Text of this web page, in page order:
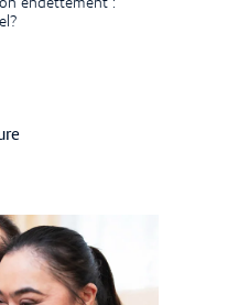
endettement :